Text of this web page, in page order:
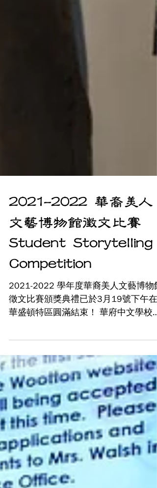
2021-2022 華裔美人
文藝博物館徵文比賽
Student Storytelling
Competition
2021-2022 學年度華裔美人文藝博物
華盛頓特區圓滿結束！ 華府中文學校有
兩位高中同學參賽並個別榮獲第二及第
三名的榮耀！ 高中組第一名從缺！ 陸
月榮獲第二名 陳彎彎榮獲第三名 恭喜
位同學！...